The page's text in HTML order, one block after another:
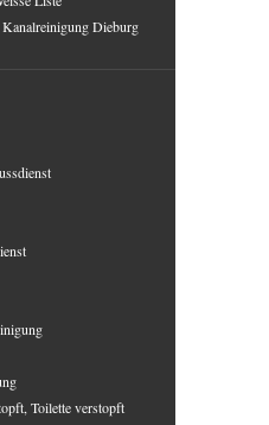
Kanalreinigung Dieburg
Toilette verstopft